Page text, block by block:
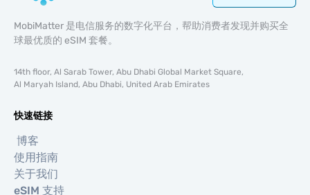
MobiMatter 是电信服务的数字化平台，帮助消费者发现并购买全
球最优质的 eSIM 套餐。
14th floor, Al Sarab Tower, Abu Dhabi Global Market Square,
Al Maryah Island, Abu Dhabi, United Arab Emirates
快速链接
博客
使用指南
关于我们
eSIM 支持